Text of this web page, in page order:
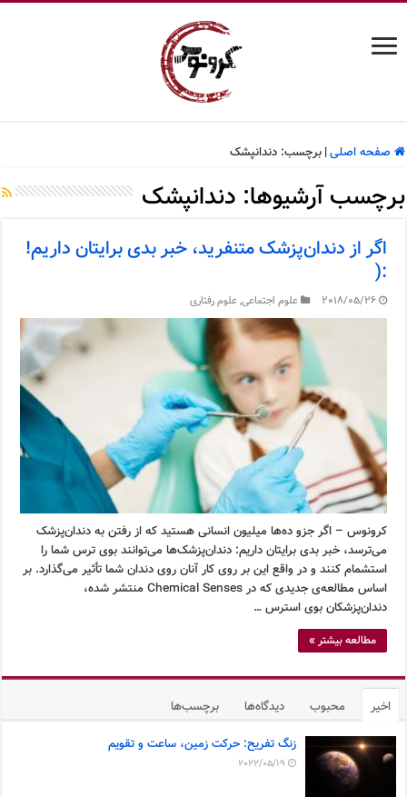
صفحه اصلی| برچسب:دندانپشک
برچسب آرشیوها: دندانپشک
اگر از دندان‌پزشک متنفرید، خبر بدی برایتان داریم!
:(
2018/05/26 علوم اجتماعی,علوم رفتاری
کرونوس – اگر جزو ده‌ها میلیون انسانی هستید که از رفتن به دندان‌پزشک
می‌ترسد، خبر بدی برایتان داریم: دندان‌پزشک‌ها می‌توانند بوی ترس شما را
استشمام کنند و در واقع این بر روی کار آنان روی دندان شما تأثیر می‌گذارد. بر
اساس مطالعه‌ی جدیدی که در Chemical Senses منتشر شده،
دندان‌پزشکان بوی استرس …
مطالعه بیشتر »
اخیر محبوب دیدگاه‌ها برچسب‌ها
زنگ تفریح: حرکت زمین، ساعت و تقویم
2022/05/19